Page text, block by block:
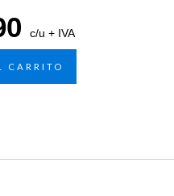
c/u + IVA
CARRITO